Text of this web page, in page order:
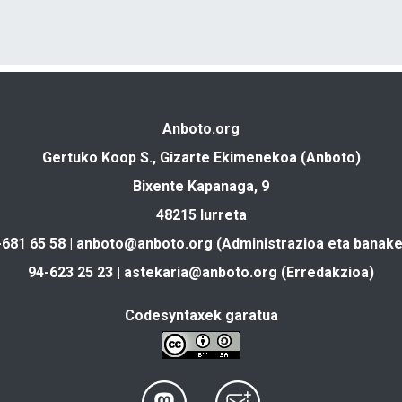
Anboto.org
Gertuko Koop S., Gizarte Ekimenekoa (Anboto)
Bixente Kapanaga, 9
48215 Iurreta
65 58 | anboto@anboto.org (Administrazioa eta
94-623 25 23 | astekaria@anboto.org (Erredakzioa)
Codesyntaxek garatua